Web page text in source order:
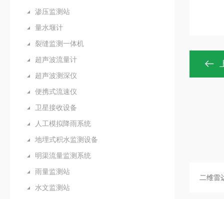
渗压监测站
量水堰计
裂缝监测一体机
超声波流量计
超声波测深仪
便携式流速仪
卫星接收设备
人工模拟降雨系统
地埋式积水监测设备
明渠流量监测系统
雨量监测站
水文监测站